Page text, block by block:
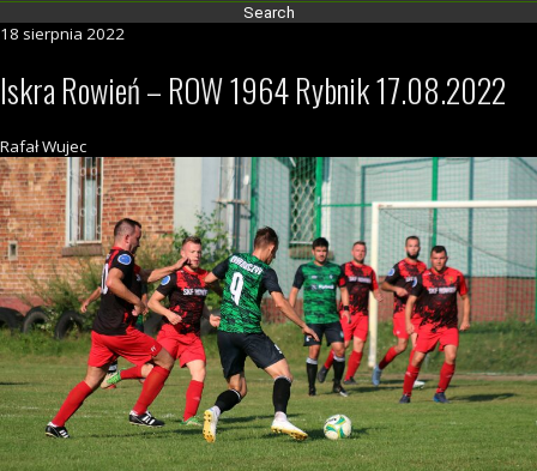
18 sierpnia 2022
Iskra Rowień – ROW 1964 Rybnik 17.08.2022
Rafał Wujec